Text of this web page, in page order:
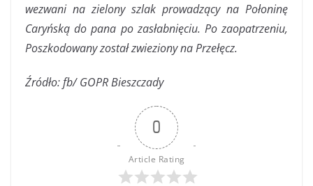
wezwani na zielony szlak prowadzący na Połoninę
Caryńską do pana po zasłabnięciu. Po zaopatrzeniu,
Poszkodowany został zwieziony na Przełęcz.
Źródło: fb/ GOPR Bieszczady
0
Article Rating